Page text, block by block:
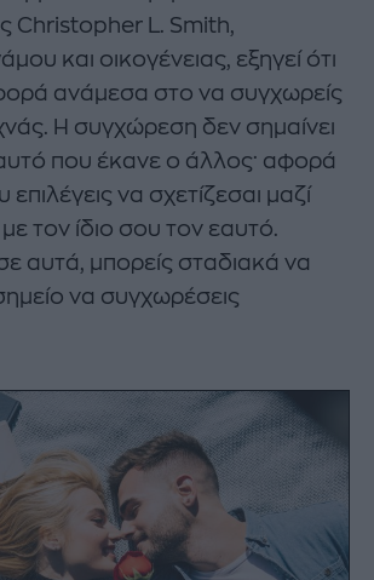
Christopher L. Smith,
και οικογένειας, εξηγεί ότι
ανάμεσα στο να συγχωρείς
Η συγχώρεση δεν σημαίνει
αυτό που έκανε ο άλλος· αφορά
να σχετίζεσαι μαζί
τον ίδιο σου τον εαυτό.
αυτά, μπορείς σταδιακά να
να συγχωρέσεις